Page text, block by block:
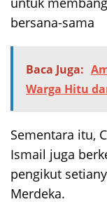
bersana-sama
Baca Juga:
Warga Hitu
Sementara itu,
Ismail juga
pengikut
Merdeka.